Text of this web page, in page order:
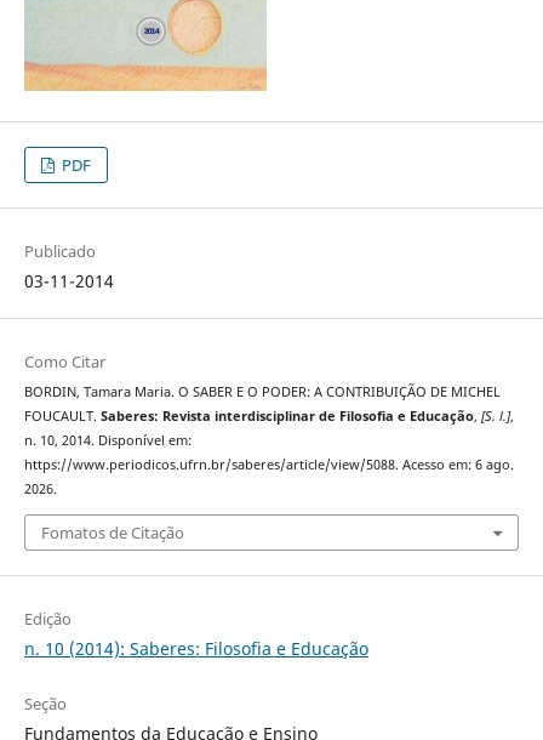
PDF
Publicado
03-11-2014
Como Citar
BORDIN, Tamara Maria. O SABER E O PODER: A CONTRIBUIÇÃO DE MICHEL
FOUCAULT. Saberes: Revista interdisciplinar de Filosofia e Educação, [S. l.],
n. 10, 2014. Disponível em:
https://www.periodicos.ufrn.br/saberes/article/view/5088. Acesso em: 6 ago.
2026.
Fomatos de Citação
Edição
n. 10 (2014): Saberes: Filosofia e Educação
Seção
Fundamentos da Educação e Ensino